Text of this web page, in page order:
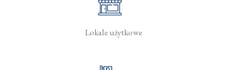
Lokale użytkowe